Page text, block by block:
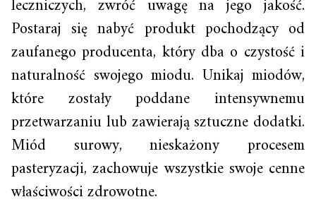
leczniczych, zwróć uwagę na jego jakość.
Postaraj się nabyć produkt pochodzący od
zaufanego producenta, który dba o czystość i
naturalność swojego miodu. Unikaj miodów,
które zostały poddane intensywnemu
przetwarzaniu lub zawierają sztuczne dodatki.
Miód surowy, nieskażony procesem
pasteryzacji, zachowuje wszystkie swoje cenne
właściwości zdrowotne.